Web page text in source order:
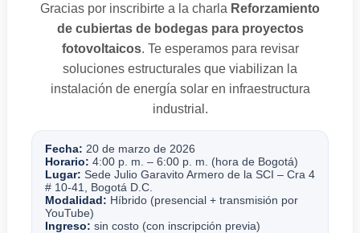
Gracias por inscribirte a la charla Reforzamiento
de cubiertas de bodegas para proyectos
fotovoltaicos. Te esperamos para revisar
soluciones estructurales que viabilizan la
instalación de energía solar en infraestructura
industrial.
Fecha: 20 de marzo de 2026
Horario: 4:00 p. m. – 6:00 p. m. (hora de Bogotá)
Lugar: Sede Julio Garavito Armero de la SCI – Cra 4
# 10-41, Bogotá D.C.
Modalidad: Híbrido (presencial + transmisión por
YouTube)
Ingreso: sin costo (con inscripción previa)